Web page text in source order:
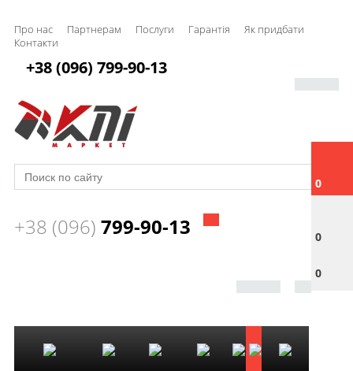
Про нас Партнерам Послуги Гарантія
Як придбати
Контакти
0
0
0
+38 (096) 799-90-13
+38 (096) 799-90-13